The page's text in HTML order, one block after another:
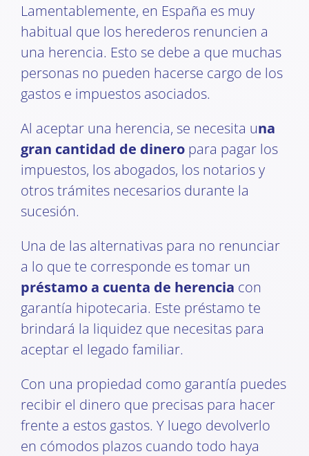
Lamentablemente, en España es muy
habitual que los herederos renuncien a
una herencia. Esto se debe a que muchas
personas no pueden hacerse cargo de los
gastos e impuestos asociados.
Al aceptar una herencia, se necesita una
gran cantidad de dineropara pagar los
impuestos, los abogados, los notarios y
otros trámites necesarios durante la
sucesión.
Una de las alternativas para no renunciar
a lo que te corresponde es tomar un
préstamo a cuenta de herencia con
garantía hipotecaria. Este préstamo te
brindará la liquidez que necesitas para
aceptar el legado familiar.
Con una propiedad como garantía puedes
recibir el dinero que precisas para hacer
frente a estos gastos. Y luego devolverlo
en cómodos plazos cuando todo haya